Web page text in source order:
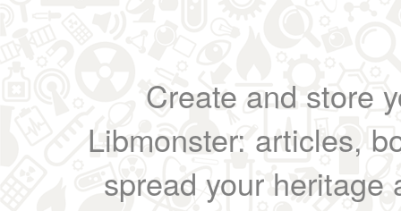
Create and store
Libmonster: articles,
spread your heritage